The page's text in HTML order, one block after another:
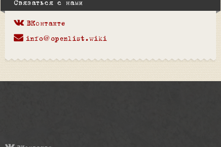
Связаться с нами
ВКонтакте
info@openlist.wiki